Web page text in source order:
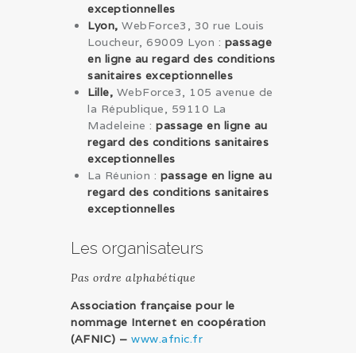
exceptionnelles
Lyon, WebForce3, 30 rue Louis
Loucheur, 69009 Lyon : passage
en ligne au regard des conditions
sanitaires exceptionnelles
Lille, WebForce3, 105 avenue de
la République, 59110 La
Madeleine : passage en ligne au
regard des conditions sanitaires
exceptionnelles
La Réunion : passage en ligne au
regard des conditions sanitaires
exceptionnelles
Les organisateurs
Pas ordre alphabétique
Association française pour le
nommage Internet en coopération
(AFNIC) – www.afnic.fr